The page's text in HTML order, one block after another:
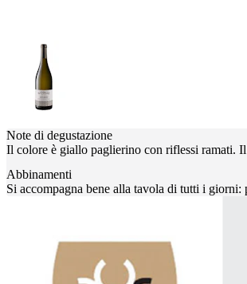
Note di degustazione
Il colore è giallo paglierino con riflessi ramati.
Abbinamenti
Si accompagna bene alla tavola di tutti i giorni: